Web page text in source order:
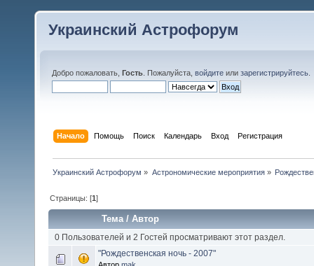
Украинский Астрофорум
Добро пожаловать, Гость . Пожалуйста, войдите или зарегистрируйтесь
Начало Помощь Поиск Календарь Вход Регистрация
Украинский Астрофорум » Астрономические мероприятия»
Страницы: [1]
Тема/Автор
0 Пользователей и 2 Гостей просматривают этот раздел.
"Рождественская ночь - 2007"
Автор mak